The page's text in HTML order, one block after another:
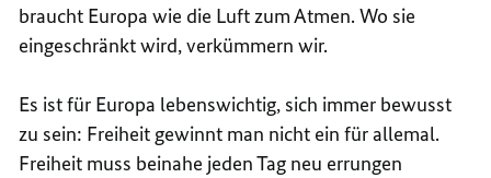
braucht Europa wie die Luft zum Atmen. Wo sie
eingeschränkt wird, verkümmern wir.
Es ist für Europa lebenswichtig, sich immer bewusst
zu sein: Freiheit gewinnt man nicht ein für allemal.
Freiheit muss beinahe jeden Tag neu errungen